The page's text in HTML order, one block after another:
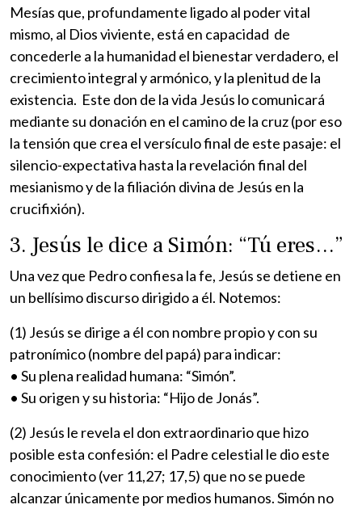
Mesías que, profundamente ligado al poder vital
mismo, al Dios viviente, está en capacidad de
concederle a la humanidad el bienestar verdadero, el
crecimiento integral y armónico, y la plenitud de la
existencia. Este don de la vida Jesús lo comunicará
mediante su donación en el camino de la cruz (por eso
la tensión que crea el versículo final de este pasaje: el
silencio-expectativa hasta la revelación final del
mesianismo y de la filiación divina de Jesús en la
crucifixión).
3. Jesús le dice a Simón: “Tú eres…”
Una vez que Pedro confiesa la fe, Jesús se detiene en
un bellísimo discurso dirigido a él. Notemos:
(1) Jesús se dirige a él con nombre propio y con su
patronímico (nombre del papá) para indicar:
• Su plena realidad humana: “Simón”.
• Su origen y su historia: “Hijo de Jonás”.
(2) Jesús le revela el don extraordinario que hizo
posible esta confesión: el Padre celestial le dio este
conocimiento (ver 11,27; 17,5) que no se puede
alcanzar únicamente por medios humanos. Simón no